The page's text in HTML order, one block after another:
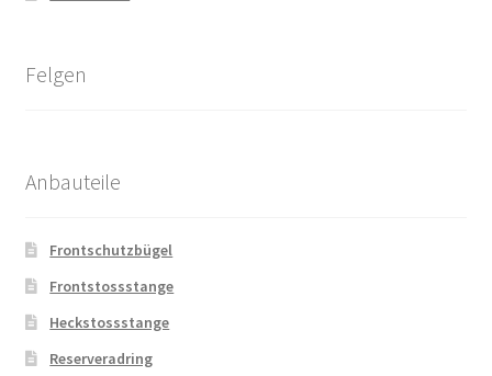
Felgen
Anbauteile
Frontschutzbügel
Frontstossstange
Heckstossstange
Reserveradring